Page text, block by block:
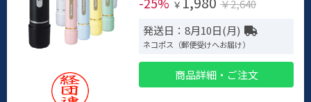
￥
￥2,640
発送日：8月10日(月)
ネコポス（郵便受けへお届け）
商品詳細・ご注文